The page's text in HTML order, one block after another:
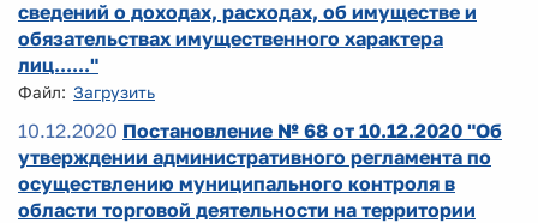
сведений о доходах, расходах, об имуществе и
обязательствах имущественного характера
лиц......"
Файл: Загрузить
10.12.2020 Постановление № 68 от 10.12.2020 "Об
утверждении административного регламента по
осуществлению муниципального контроля в
области торговой деятельности на территории